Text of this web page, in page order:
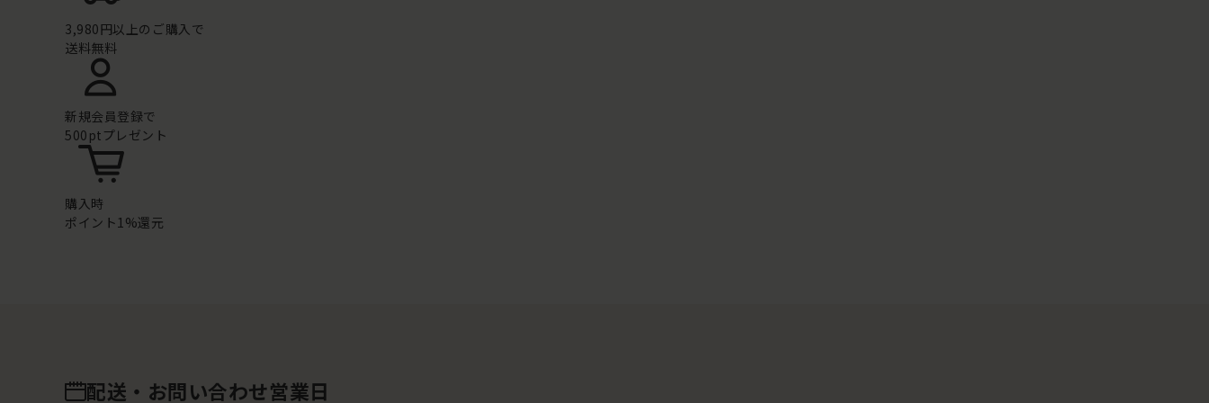
3,980円以上のご購入で
送料無料
新規会員登録で
500ptプレゼント
購入時
ポイント1%還元
配送・お問い合わせ営業日